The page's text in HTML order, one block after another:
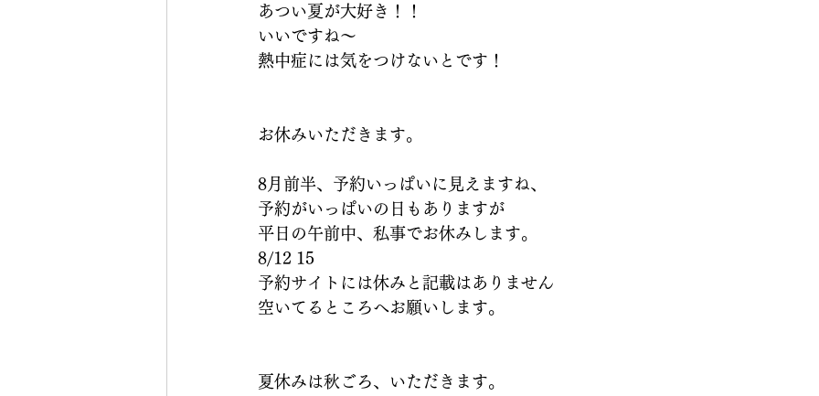
あつい夏が大好き！！
いいですね〜
熱中症には気をつけないとです！
お休みいただきます。
8月前半、予約いっぱいに見えますね、
予約がいっぱいの日もありますが
平日の午前中、私事でお休みします。
8/12 15
予約サイトには休みと記載はありません
空いてるところへお願いします。
夏休みは秋ごろ、いただきます。